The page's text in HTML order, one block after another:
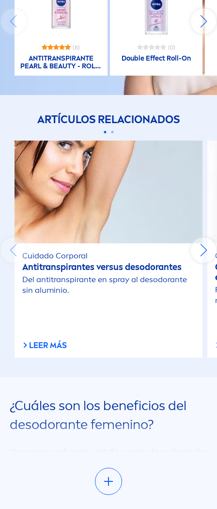
(8)
ANTITRANSPIRANTE
PEARL& BEAUTY- ROLL-
ON
(0)
Double Effect Roll-On
ARTÍCULOS RELACIONADOS
Cuidado Corporal
Antitranspirantes versus desodorantes
Del antitranspirante en spray al desodorante
sin aluminio.
LEER MÁS
¿Cuáles son los beneficios del
desodorante femenino?
cuerpo regula su temperatura. Sin embargo, la
sudoración también puede causar rápida